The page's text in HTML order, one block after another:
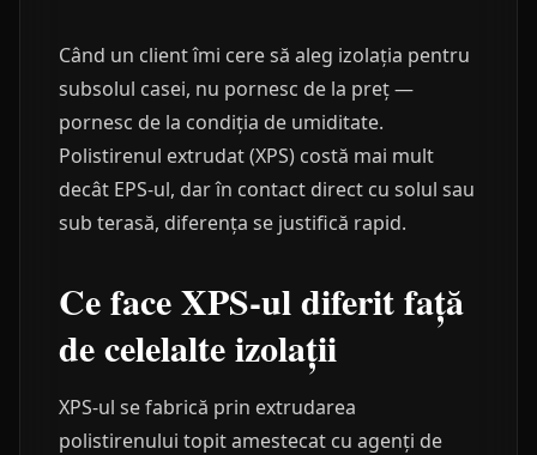
Când un client îmi cere să aleg izolația pentru
subsolul casei, nu pornesc de la preț —
pornesc de la condiția de umiditate.
Polistirenul extrudat (XPS) costă mai mult
decât EPS-ul, dar în contact direct cu solul sau
sub terasă, diferența se justifică rapid.
Ce face XPS-ul diferit față
de celelalte izolații
XPS-ul se fabrică prin extrudarea
polistirenului topit amestecat cu agenți de